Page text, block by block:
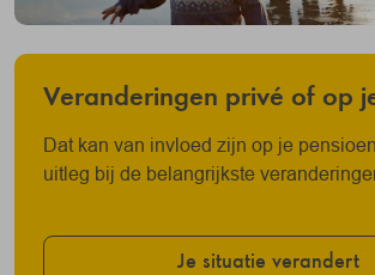
Veranderingen privé of op
Dat kan van invloed zijn op je
uitleg bij de belangrijkste
Je situatie verandert